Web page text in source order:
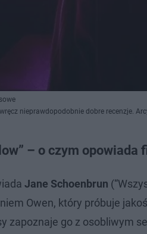
nieprawdopodobnie dobre recenzje.
– o czym opowiada
Jane Schoenbrun
Owen, który próbuje
zapoznaje go z osobliwym